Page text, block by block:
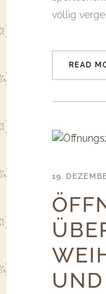
völlig
READ
19.